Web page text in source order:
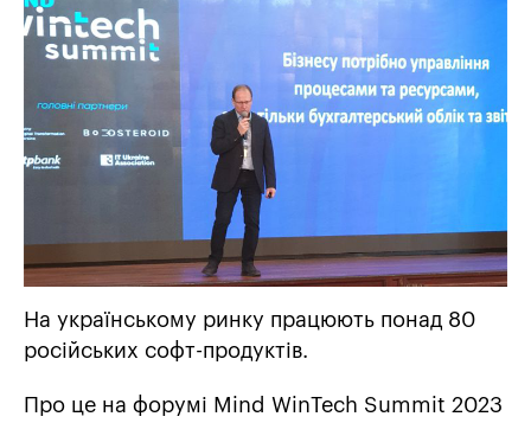
На українському ринку працюють понад 80
російських софт-продуктів.
Про це на форумі Mind WinTech Summit 2023